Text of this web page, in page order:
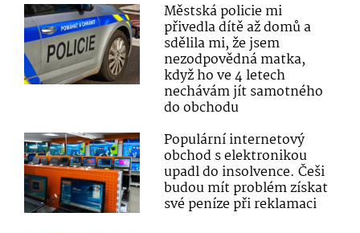
Městská policie mi
přivedla dítě až domů a
sdělila mi, že jsem
nezodpovědná matka,
když ho ve 4 letech
nechávám jít samotného
do obchodu
Populární internetový
obchod s elektronikou
upadl do insolvence. Češi
budou mít problém získat
své peníze při reklamaci